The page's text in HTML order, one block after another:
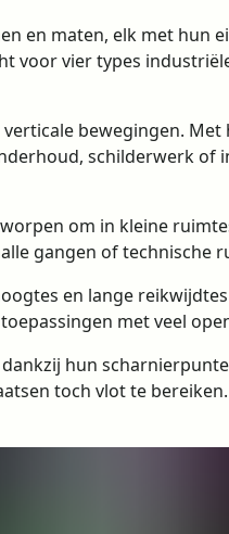
en maten, elk met hun
voor vier types
bewegingen. Met
schilderwerk of
om in kleine
gangen of technische
en lange
met veel
hun
toch vlot te bereiken.